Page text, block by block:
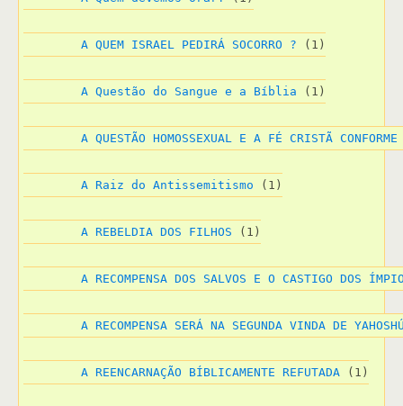
A QUEM ISRAEL PEDIRÁ SOCORRO ? (1)
A Questão do Sangue e a Bíblia (1)
A QUESTÃO HOMOSSEXUAL E A FÉ CRISTÃ
A Raiz do Antissemitismo (1)
A REBELDIA DOS FILHOS (1)
A RECOMPENSA DOS SALVOS E O CASTIGO DOS
A RECOMPENSA SERÁ NA SEGUNDA VINDA DE
A REENCARNAÇÃO BÍBLICAMENTE REFUTADA (1)